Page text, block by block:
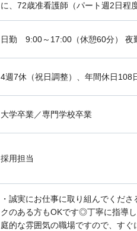
に、72歳准看護師（パート週2日程
日勤 9:00～17:00（休憩60分） 夜
4週7休（祝日調整）、年間休日108
大学卒業／専門学校卒業
採用担当
・誠実にお仕事に取り組んでくだ
クのある方もOKです◎丁寧に指導
庭的な雰囲気の職場ですので、す